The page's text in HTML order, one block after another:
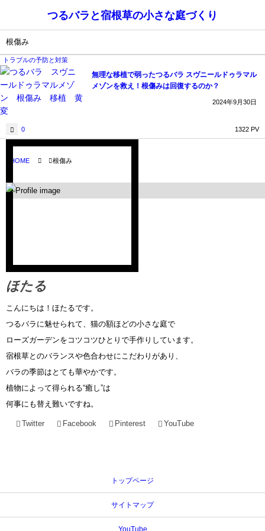
つるバラと宿根草の小さな庭づくり
根傷み
トラブルの予防と対策
無理な移植で弱ったつるバラ スヴニールドゥラマル
メゾンを救え！根傷みは回復するのか？
2024年9月30日
0 1322 PV
HOME 根傷み
ほたる
こんにちは！ほたるです。
つるバラに魅せられて、猫の額ほどの小さな庭で
ローズガーデンをコツコツひとりで手作りしています。
宿根草とのバランスや色合わせにこだわりがあり、
バラの季節はとても華やかです。
植物によって得られる“癒し”は
何事にも替え難いですね。
Twitter Facebook Pinterest YouTube
トップページ
サイトマップ
YouTube